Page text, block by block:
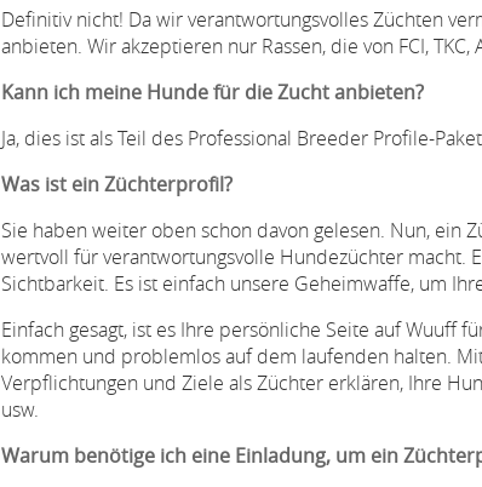
Definitiv nicht! Da wir verantwortungsvolles Züchten
anbieten. Wir akzeptieren nur Rassen, die von FCI, TKC,
Kann ich meine Hunde für die Zucht anbieten?
Ja, dies ist als Teil des Professional Breeder Profile-
Was ist ein Züchterprofil?
Sie haben weiter oben schon davon gelesen. Nun, ein
wertvoll für verantwortungsvolle Hundezüchter macht.
Sichtbarkeit. Es ist einfach unsere Geheimwaffe, um
Einfach gesagt, ist es Ihre persönliche Seite auf Wuuff
kommen und problemlos auf dem laufenden halten.
Verpflichtungen und Ziele als Züchter erklären, Ihre
usw.
Warum benötige ich eine Einladung, um ein